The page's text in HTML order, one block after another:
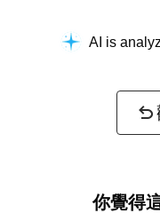
AI is
你覺得